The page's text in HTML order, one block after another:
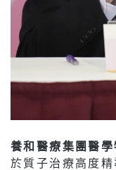
養和醫療集團醫
於質子治療高度